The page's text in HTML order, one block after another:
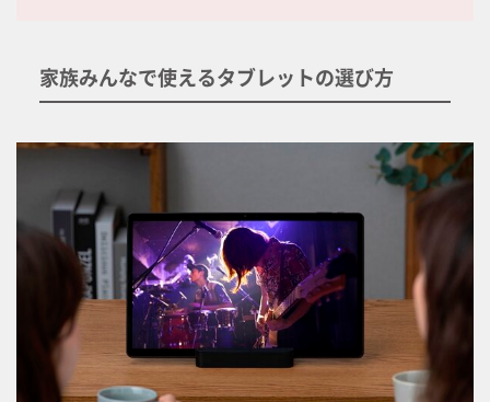
家族みんなで使えるタブレットの選び方